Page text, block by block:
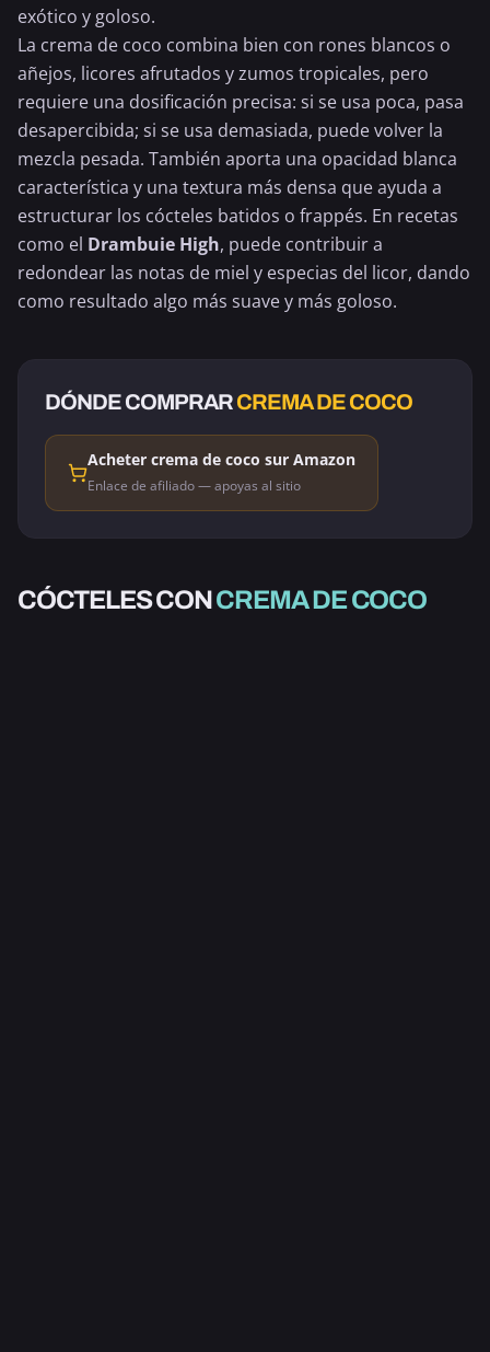
exótico y goloso.
La crema de coco combina bien con rones blancos o
añejos, licores afrutados y zumos tropicales, pero
requiere una dosificación precisa: si se usa poca, pasa
desapercibida; si se usa demasiada, puede volver la
mezcla pesada. También aporta una opacidad blanca
característica y una textura más densa que ayuda a
estructurar los cócteles batidos o frappés. En recetas
como el Drambuie High, puede contribuir a
redondear las notas de miel y especias del licor, dando
como resultado algo más suave y más goloso.
DÓNDE COMPRARCREMA DE COCO
Acheter crema de coco sur Amazon
Enlace de afiliado — apoyas al sitio
CÓCTELES CONCREMA DE COCO
HAWAIANO AZUL DRAMBUIE HIGH
CON ALCOHOL